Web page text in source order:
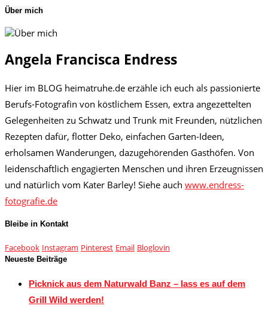
Über mich
Angela Francisca Endress
Hier im BLOG heimatruhe.de erzähle ich euch als passionierte
Berufs-Fotografin von köstlichem Essen, extra angezettelten
Gelegenheiten zu Schwatz und Trunk mit Freunden, nützlichen
Rezepten dafür, flotter Deko, einfachen Garten-Ideen,
erholsamen Wanderungen, dazugehörenden Gasthöfen. Von
leidenschaftlich engagierten Menschen und ihren Erzeugnissen
und natürlich vom Kater Barley! Siehe auch www.endress-
fotografie.de
Bleibe in Kontakt
Facebook Instagram Pinterest Email Bloglovin
Neueste Beiträge
Picknick aus dem Naturwald Banz – lass es auf dem
Grill Wild werden!